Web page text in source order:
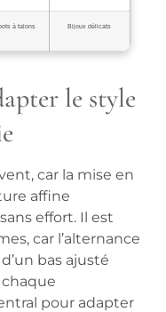
à talons Bijoux délicats
le style
car la mise en
affine
effort. Il est
car l’alternance
bas ajusté
pour adapter